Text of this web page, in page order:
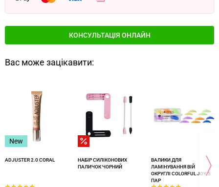
КОНСУЛЬТАЦІЯ ОНЛАЙН
Вас може зацікавити:
New
ADJUSTER 2.0 CORAL
НАБІР СИЛІКОНОВИХ
ПАЛИЧОК ЧОРНИЙ
ВАЛИКИ ДЛЯ
ЛАМІНУВАННЯ ВІЙ
ОКРУГЛІ COLORFUL JOY, 5
ПАР